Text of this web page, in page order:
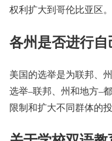
权利扩大到哥伦比亚区。
各州是否进行自
美国的选举是为联邦、
选举–联邦、州和地方–
限制和扩大不同群体的